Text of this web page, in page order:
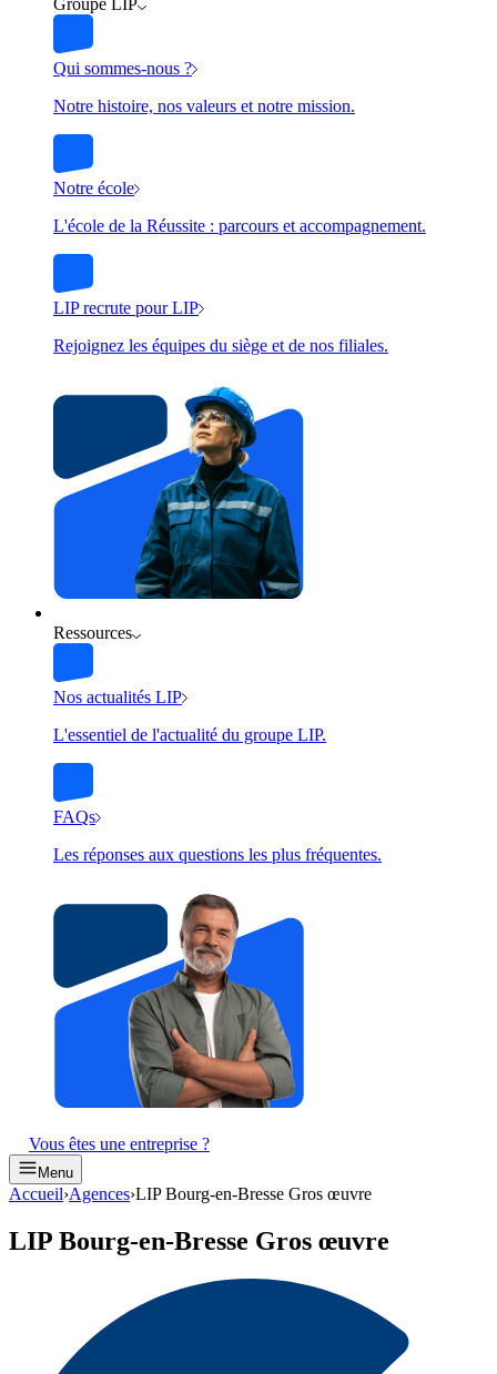
Groupe LIP
Qui sommes-nous ?
Notre histoire, nos valeurs et notre mission.
Notre école
L'école de la Réussite : parcours et accompagnement.
LIP recrute pour LIP
Rejoignez les équipes du siège et de nos filiales.
Ressources
Nos actualités LIP
L'essentiel de l'actualité du groupe LIP.
FAQs
Les réponses aux questions les plus fréquentes.
Vous êtes une entreprise ?
Menu
Accueil›Agences›LIP Bourg-en-Bresse Gros œuvre
LIP Bourg-en-Bresse Gros œuvre